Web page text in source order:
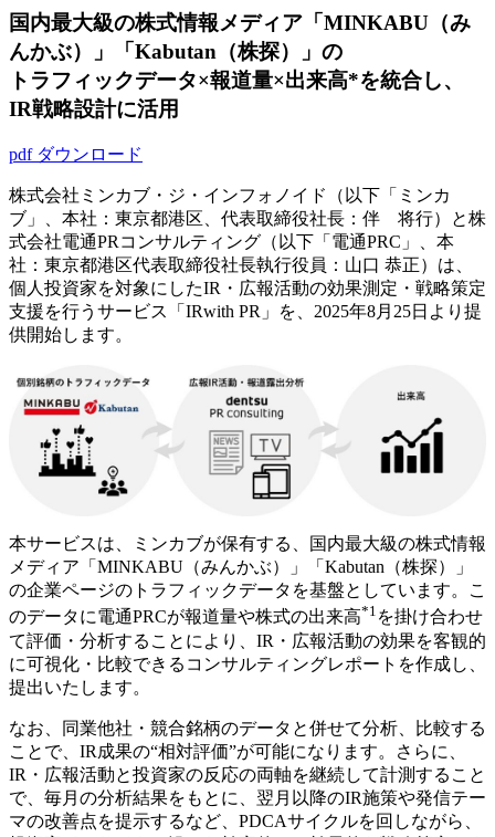
国内最大級の株式情報メディア「MINKABU（み
んかぶ）」「Kabutan（株探）」の
トラフィックデータ×報道量×出来高*を統合し、
IR戦略設計に活用
pdf ダウンロード
株式会社ミンカブ・ジ・インフォノイド（以下「ミンカ
ブ」、本社：東京都港区、代表取締役社長：伴 将行）と株
式会社電通PRコンサルティング（以下「電通PRC」、本
社：東京都港区代表取締役社長執行役員：山口 恭正）は、
個人投資家を対象にしたIR・広報活動の効果測定・戦略策定
支援を行うサービス「IRwith PR」を、2025年8月25日より提
供開始します。
本サービスは、ミンカブが保有する、国内最大級の株式情報
メディア「MINKABU（みんかぶ）」「Kabutan（株探）」
の企業ページのトラフィックデータを基盤としています。こ
のデータに電通PRCが報道量や株式の出来高*1 を掛け合わせ
て評価・分析することにより、IR・広報活動の効果を客観的
に可視化・比較できるコンサルティングレポートを作成し、
提出いたします。
なお、同業他社・競合銘柄のデータと併せて分析、比較する
ことで、IR成果の“相対評価”が可能になります。さらに、
IR・広報活動と投資家の反応の両軸を継続して計測すること
で、毎月の分析結果をもとに、翌月以降のIR施策や発信テー
マの改善点を提示するなど、PDCAサイクルを回しながら、